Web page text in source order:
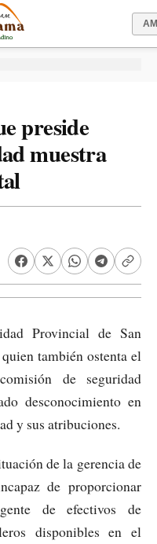
preside
muestra
Provincial de San
también ostenta el
de seguridad
desconocimiento en
y sus atribuciones.
de la gerencia de
de proporcionar
de efectivos de
disponibles en el